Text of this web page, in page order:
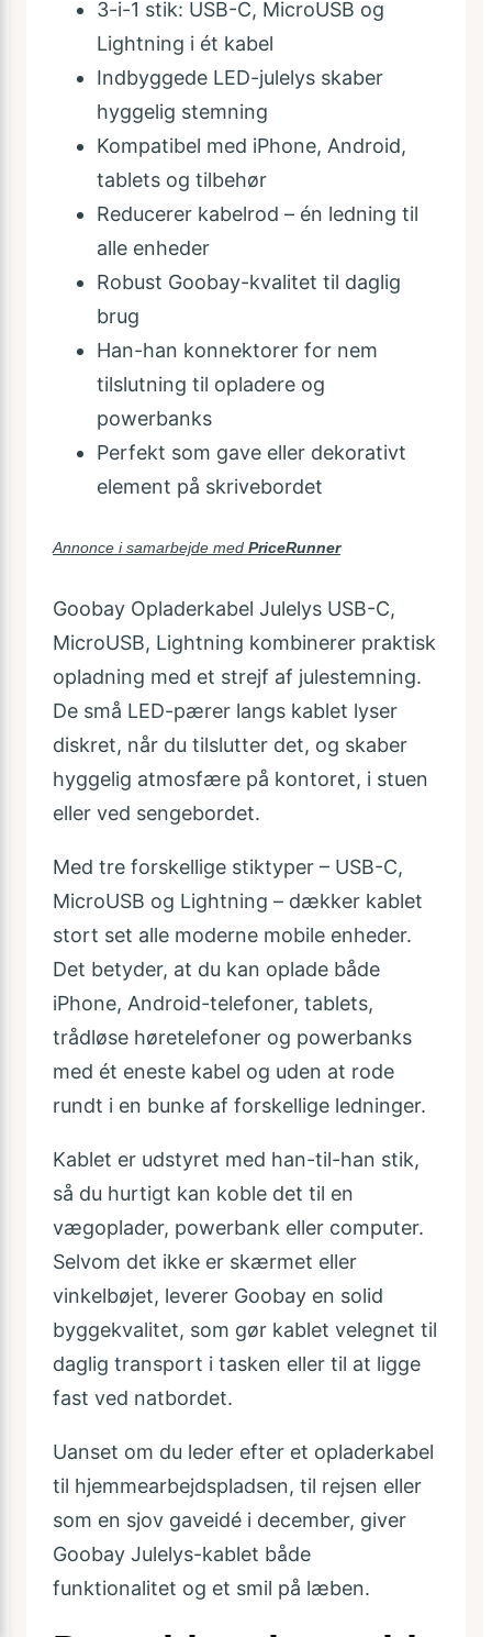
3-i-1 stik: USB-C, MicroUSB og
Lightning i ét kabel
Indbyggede LED-julelys skaber
hyggelig stemning
Kompatibel med iPhone, Android,
tablets og tilbehør
Reducerer kabelrod – én ledning til
alle enheder
Robust Goobay-kvalitet til daglig
brug
Han-han konnektorer for nem
tilslutning til opladere og
powerbanks
Perfekt som gave eller dekorativt
element på skrivebordet
Annonce i samarbejde med PriceRunner
Goobay Opladerkabel Julelys USB-C,
MicroUSB, Lightning kombinerer praktisk
opladning med et strejf af julestemning.
De små LED-pærer langs kablet lyser
diskret, når du tilslutter det, og skaber
hyggelig atmosfære på kontoret, i stuen
eller ved sengebordet.
Med tre forskellige stiktyper – USB-C,
MicroUSB og Lightning – dækker kablet
stort set alle moderne mobile enheder.
Det betyder, at du kan oplade både
iPhone, Android-telefoner, tablets,
trådløse høretelefoner og powerbanks
med ét eneste kabel og uden at rode
rundt i en bunke af forskellige ledninger.
Kablet er udstyret med han-til-han stik,
så du hurtigt kan koble det til en
vægoplader, powerbank eller computer.
Selvom det ikke er skærmet eller
vinkelbøjet, leverer Goobay en solid
byggekvalitet, som gør kablet velegnet til
daglig transport i tasken eller til at ligge
fast ved natbordet.
Uanset om du leder efter et opladerkabel
til hjemmearbejdspladsen, til rejsen eller
som en sjov gaveidé i december, giver
Goobay Julelys-kablet både
funktionalitet og et smil på læben.